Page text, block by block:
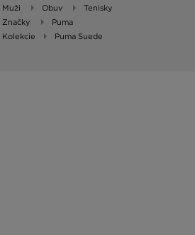
Muži Obuv
Tenisky
Značky
Puma
Kolekcie
Puma Suede